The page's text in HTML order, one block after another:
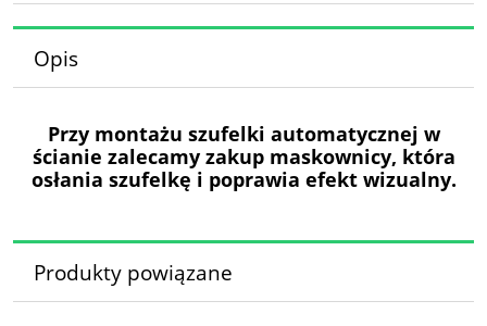
Opis
Przy montażu szufelki automatycznej w
ścianie zalecamy zakup maskownicy, która
osłania szufelkę i poprawia efekt wizualny.
Produkty powiązane